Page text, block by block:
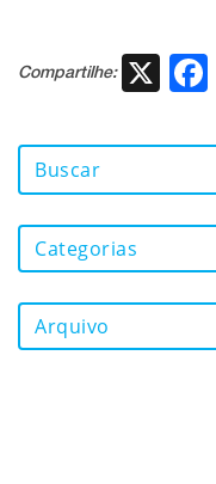
Compartilhe: X
Categorias
Arquivo